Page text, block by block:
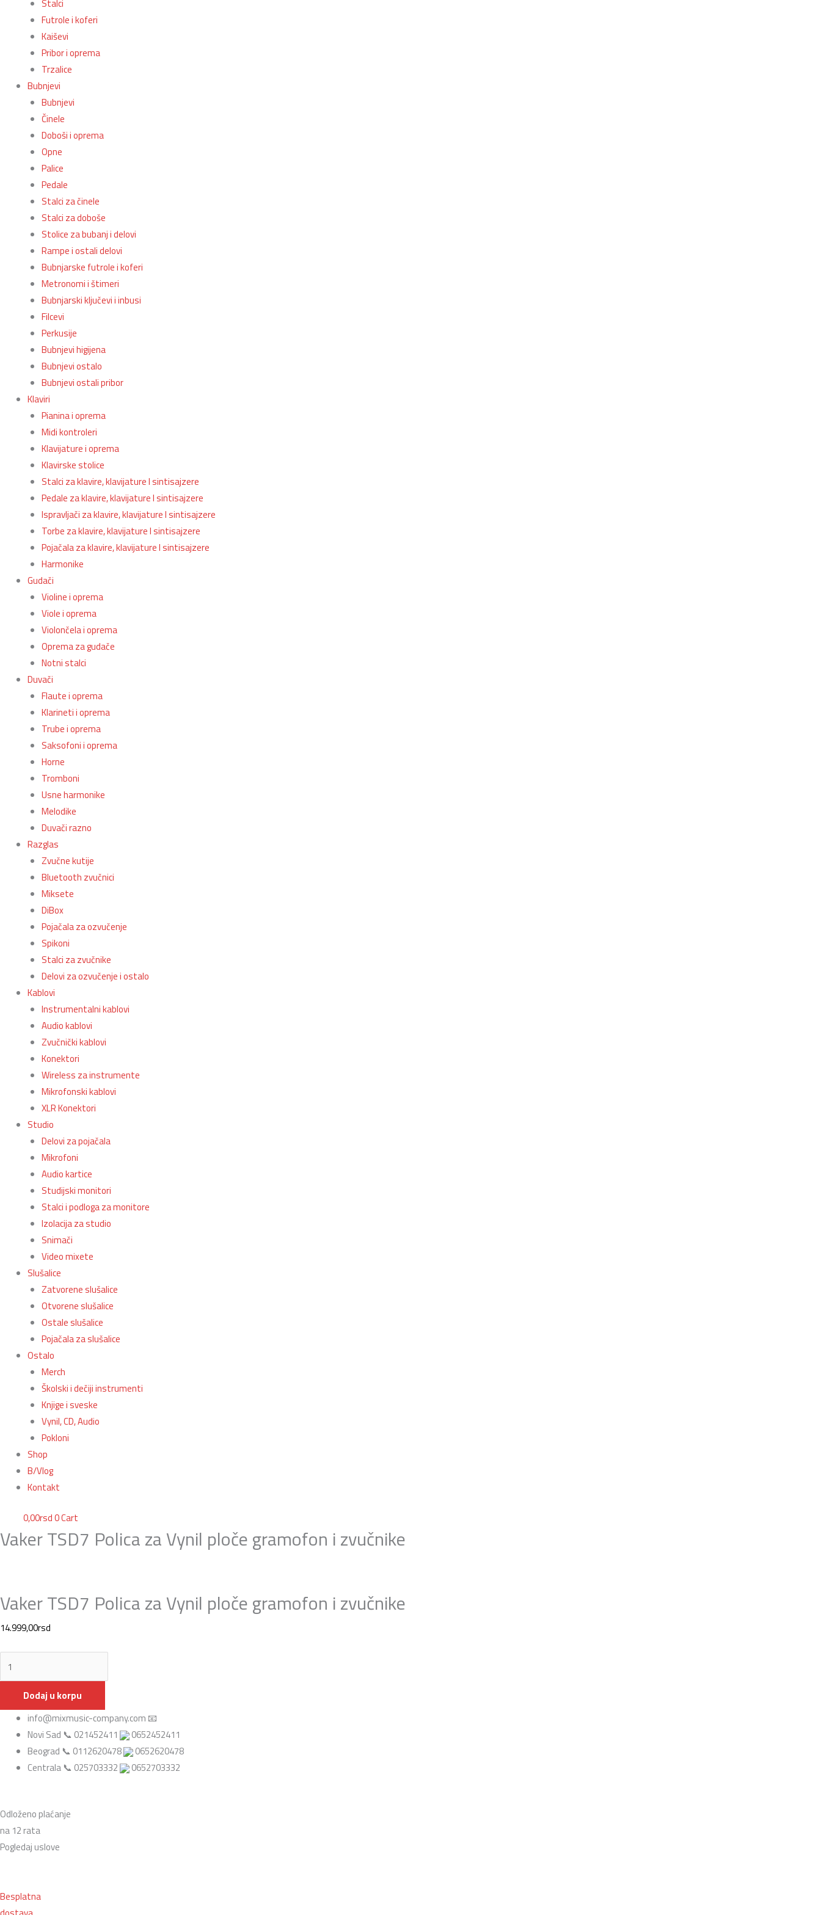
Stalci
Futrole i koferi
Kaiševi
Pribor i oprema
Trzalice
Bubnjevi
Bubnjevi
Činele
Doboši i oprema
Opne
Palice
Pedale
Stalci za činele
Stalci za doboše
Stolice za bubanj i delovi
Rampe i ostali delovi
Bubnjarske futrole i koferi
Metronomi i štimeri
Bubnjarski ključevi i inbusi
Filcevi
Perkusije
Bubnjevi higijena
Bubnjevi ostalo
Bubnjevi ostali pribor
Klaviri
Pianina i oprema
Midi kontroleri
Klavijature i oprema
Klavirske stolice
Stalci za klavire, klavijature I sintisajzere
Pedale za klavire, klavijature I sintisajzere
Ispravljači za klavire, klavijature I sintisajzere
Torbe za klavire, klavijature I sintisajzere
Pojačala za klavire, klavijature I sintisajzere
Harmonike
Gudači
Violine i oprema
Viole i oprema
Violončela i oprema
Oprema za gudače
Notni stalci
Duvači
Flaute i oprema
Klarineti i oprema
Trube i oprema
Saksofoni i oprema
Horne
Tromboni
Usne harmonike
Melodike
Duvači razno
Razglas
Zvučne kutije
Bluetooth zvučnici
Miksete
DiBox
Pojačala za ozvučenje
Spikoni
Stalci za zvučnike
Delovi za ozvučenje i ostalo
Kablovi
Instrumentalni kablovi
Audio kablovi
Zvučnički kablovi
Konektori
Wireless za instrumente
Mikrofonski kablovi
XLR Konektori
Studio
Delovi za pojačala
Mikrofoni
Audio kartice
Studijski monitori
Stalci i podloga za monitore
Izolacija za studio
Snimači
Video mixete
Slušalice
Zatvorene slušalice
Otvorene slušalice
Ostale slušalice
Pojačala za slušalice
Ostalo
Merch
Školski i dečiji instrumenti
Knjige i sveske
Vynil, CD, Audio
Pokloni
Shop
B/Vlog
Kontakt
0,00rsd0Cart
Vaker TSD7 Polica za Vynil ploče gramofon i zvučnike
Vaker TSD7 Polica za Vynil ploče gramofon i zvučnike
14.999,00rsd
Dodaj u korpu
info@mixmusic-company.com 📧
Novi Sad 📞 021452411
0652452411
Beograd 📞 0112620478
0652620478
Centrala 📞 025703332
0652703332
Odloženo plaćanje
na 12 rata
Pogledaj uslove
Besplatna